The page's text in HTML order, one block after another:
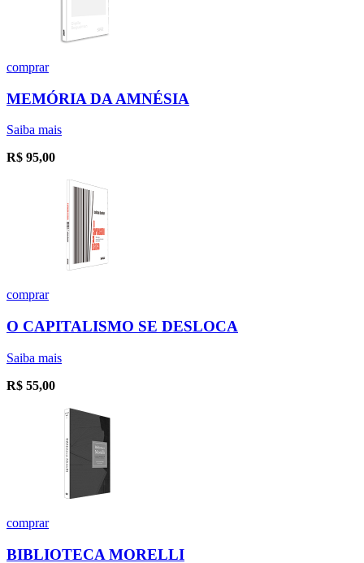
comprar
MEMÓRIA DA AMNÉSIA
Saiba mais
R$ 95,00
comprar
O CAPITALISMO SE DESLOCA
Saiba mais
R$ 55,00
comprar
BIBLIOTECA MORELLI